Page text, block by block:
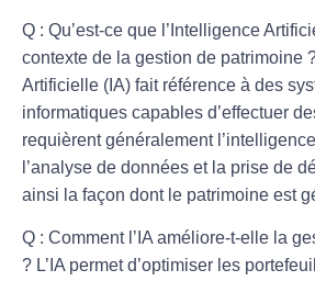
Q : Qu’est-ce que l’Intelligence
contexte de la gestion de patrimoine
Artificielle (IA) fait référence à des
informatiques capables d’effectuer
requièrent généralement
l’analyse de données et la prise de
ainsi la façon dont le patrimoine est
Q : Comment l’IA améliore-t-elle la
? L’IA permet d’optimiser les